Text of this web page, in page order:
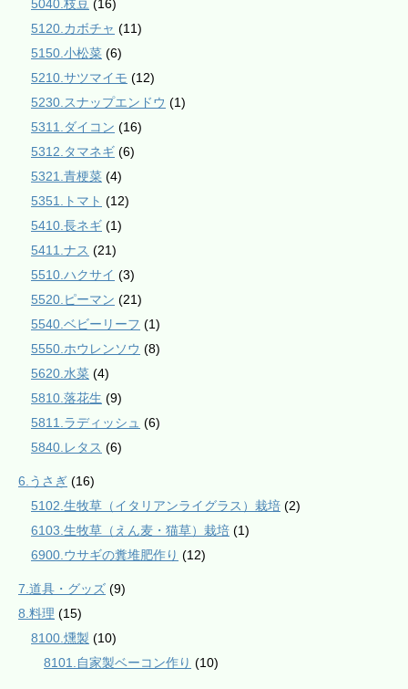
5040.枝豆 (16)
5120.カボチャ (11)
5150.小松菜 (6)
5210.サツマイモ (12)
5230.スナップエンドウ (1)
5311.ダイコン (16)
5312.タマネギ (6)
5321.青梗菜 (4)
5351.トマト (12)
5410.長ネギ (1)
5411.ナス (21)
5510.ハクサイ (3)
5520.ピーマン (21)
5540.ベビーリーフ (1)
5550.ホウレンソウ (8)
5620.水菜 (4)
5810.落花生 (9)
5811.ラディッシュ (6)
5840.レタス (6)
6.うさぎ (16)
5102.生牧草（イタリアンライグラス）栽培 (2)
6103.生牧草（えん麦・猫草）栽培 (1)
6900.ウサギの糞堆肥作り (12)
7.道具・グッズ (9)
8.料理 (15)
8100.燻製 (10)
8101.自家製ベーコン作り (10)